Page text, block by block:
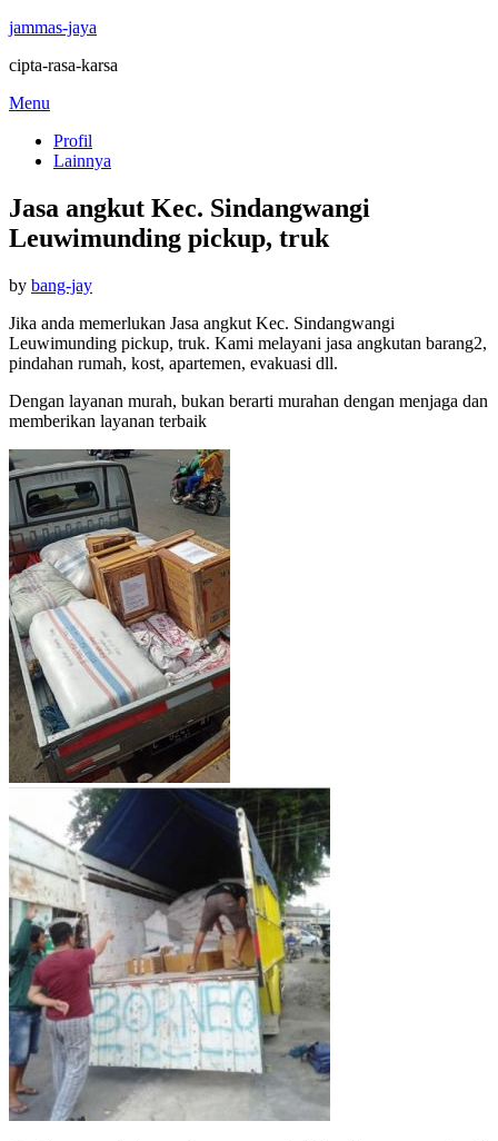
jammas-jaya
cipta-rasa-karsa
Skip
content
Menu
Profil
Lainnya
Jasa angkut Kec. Sindangwangi
Leuwimunding pickup, truk
by bang-jayPosted
Jika anda memerlukan Jasa angkut Kec. Sindangwangi
Leuwimunding pickup, truk. Kami melayani jasa angkutan barang2,
pindahan rumah, kost, apartemen, evakuasi dll.
Dengan layanan murah, bukan berarti murahan dengan menjaga dan
memberikan layanan terbaik